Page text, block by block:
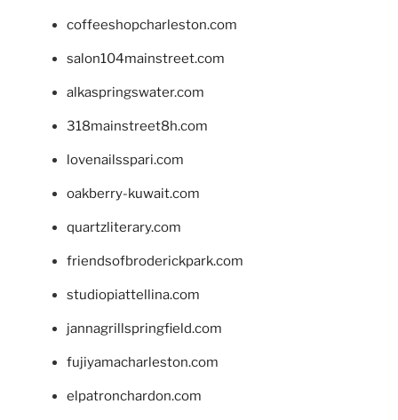
coffeeshopcharleston.com
salon104mainstreet.com
alkaspringswater.com
318mainstreet8h.com
lovenailsspari.com
oakberry-kuwait.com
quartzliterary.com
friendsofbroderickpark.com
studiopiattellina.com
jannagrillspringfield.com
fujiyamacharleston.com
elpatronchardon.com